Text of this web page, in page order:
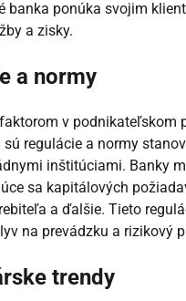
banka ponúka svojim
a zisky.
a normy
v podnikateľskom
regulácie a normy
inštitúciami. Banky
sa kapitálových
a ďalšie. Tieto
na prevádzku a rizikový
trendy